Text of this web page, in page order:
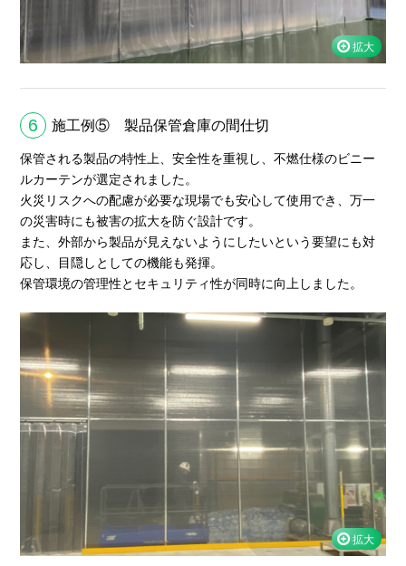
6 施工例⑤ 製品保管倉庫の間仕切
保管される製品の特性上、安全性を重視し、不燃仕様のビニー
ルカーテンが選定されました。
火災リスクへの配慮が必要な現場でも安心して使用でき、万一
の災害時にも被害の拡大を防ぐ設計です。
また、外部から製品が見えないようにしたいという要望にも対
応し、目隠しとしての機能も発揮。
保管環境の管理性とセキュリティ性が同時に向上しました。